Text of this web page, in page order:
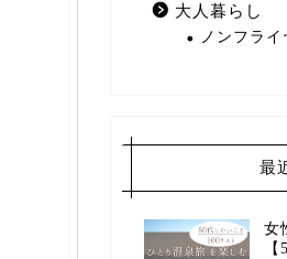
大人暮らし
ノンフラ
最
女